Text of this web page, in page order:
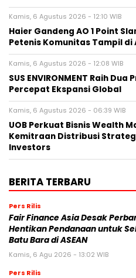
Kamis, 6 Agustus 2026 - 12:10 WIB
Haier Gandeng AO 1 Point
Petenis Komunitas Tampil di
Kamis, 6 Agustus 2026 - 12:08 WIB
SUS ENVIRONMENT Raih
Percepat Ekspansi Global
Kamis, 6 Agustus 2026 - 06:39 WIB
UOB Perkuat Bisnis Wealth
Kemitraan Distribusi
Investors
BERITA TERBARU
Pers Rilis
Fair Finance Asia Desak
Hentikan Pendanaan untuk
Batu Bara di ASEAN
Kamis, 6 Agu 2026 - 13:02 WIB
Pers Rilis